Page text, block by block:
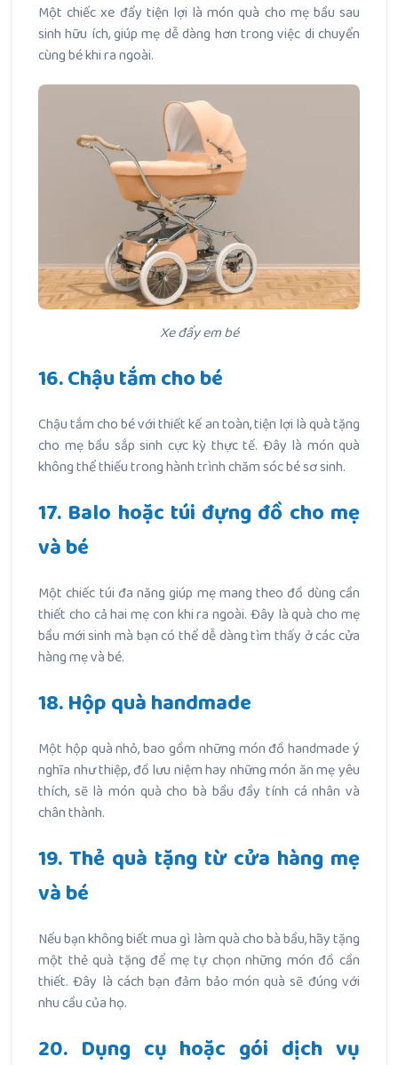
Một chiếc xe đẩy tiện lợi là món quà cho mẹ bầu sau
sinh hữu ích, giúp mẹ dễ dàng hơn trong việc di chuyển
cùng bé khi ra ngoài.
Xe đẩy em bé
16. Chậu tắm cho bé
Chậu tắm cho bé với thiết kế an toàn, tiện lợi là quà tặng
cho mẹ bầu sắp sinh cực kỳ thực tế. Đây là món quà
không thể thiếu trong hành trình chăm sóc bé sơ sinh.
17. Balo hoặc túi đựng đồ cho mẹ
và bé
Một chiếc túi đa năng giúp mẹ mang theo đồ dùng cần
thiết cho cả hai mẹ con khi ra ngoài. Đây là quà cho mẹ
bầu mới sinh mà bạn có thể dễ dàng tìm thấy ở các cửa
hàng mẹ và bé.
18. Hộp quà handmade
Một hộp quà nhỏ, bao gồm những món đồ handmade ý
nghĩa như thiệp, đồ lưu niệm hay những món ăn mẹ yêu
thích, sẽ là món quà cho bà bầu đầy tính cá nhân và
chân thành.
19. Thẻ quà tặng từ cửa hàng mẹ
và bé
Nếu bạn không biết mua gì làm quà cho bà bầu, hãy tặng
một thẻ quà tặng để mẹ tự chọn những món đồ cần
thiết. Đây là cách bạn đảm bảo món quà sẽ đúng với
nhu cầu của họ.
20. Dụng cụ hoặc gói dịch vụ